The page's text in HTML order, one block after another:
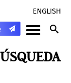
ENGLISH